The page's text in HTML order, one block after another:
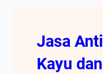
Jasa
Kayu